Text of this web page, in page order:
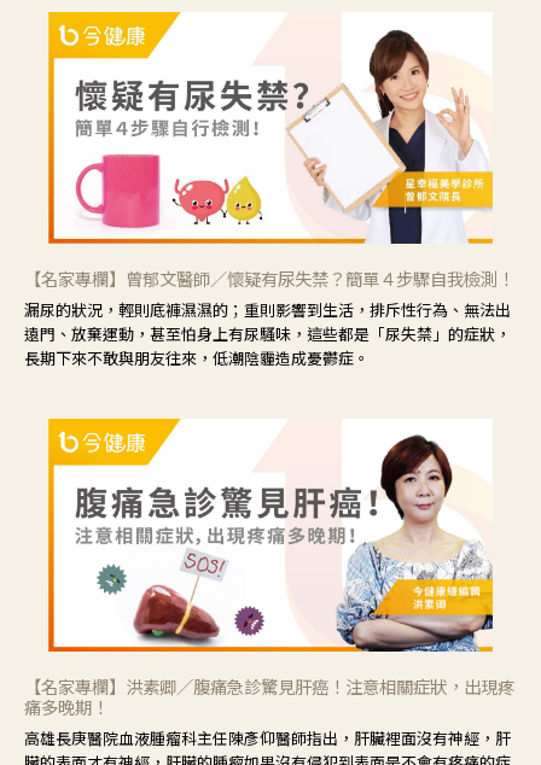
【名家專欄】曾郁文醫師／懷疑有尿失禁？簡單４步驟自我檢測！
漏尿的狀況，輕則底褲濕濕的；重則影響到生活，排斥性行為、無法出
遠門、放棄運動，甚至怕身上有尿騷味，這些都是「尿失禁」的症狀，
長期下來不敢與朋友往來，低潮陰霾造成憂鬱症。
【名家專欄】洪素卿／腹痛急診驚見肝癌！注意相關症狀，出現疼
痛多晚期！
高雄長庚醫院血液腫瘤科主任陳彥仰醫師指出，肝臟裡面沒有神經，肝